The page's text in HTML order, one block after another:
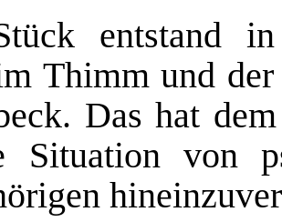
entstand
Thimm und
Das hat
Situation von